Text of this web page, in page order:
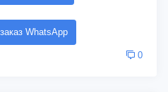
WhatsApp
0